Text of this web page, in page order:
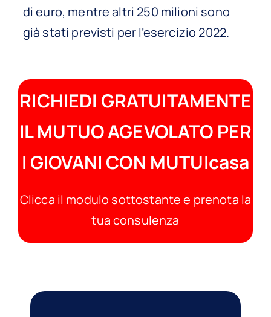
di euro, mentre altri 250 milioni sono
già stati previsti per l’esercizio 2022.
RICHIEDI GRATUITAMENTE
IL MUTUO AGEVOLATO PER
I GIOVANI CON MUTUIcasa
Clicca il modulo sottostante e prenota la
tua consulenza